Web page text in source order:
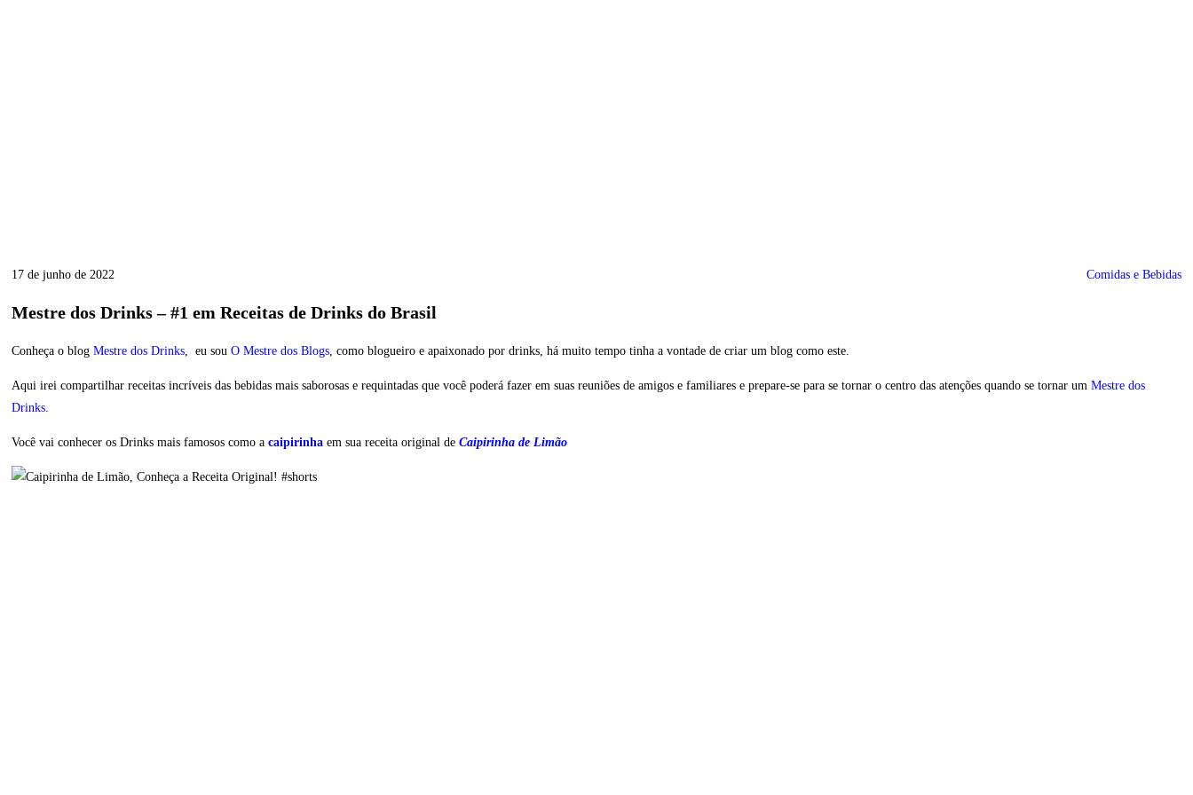
17 de junho de 2022 Comidas e Bebidas
Mestre dos Drinks – #1 em Receitas de Drinks do Brasil
Conheça o blog Mestre dos Drinks, eu sou O Mestre dos Blogs, como blogueiro e apaixonado por drinks, há muito tempo tinha a vontade de criar um blog como este.
Aqui irei compartilhar receitas incríveis das bebidas mais saborosas e requintadas que você poderá fazer em suas reuniões de amigos e familiares e prepare-se para se tornar o centro das atenções quando se tornar um Mestre dos
Drinks.
Você vai conhecer os Drinks mais famosos como a caipirinha em sua receita original de Caipirinha de Limão